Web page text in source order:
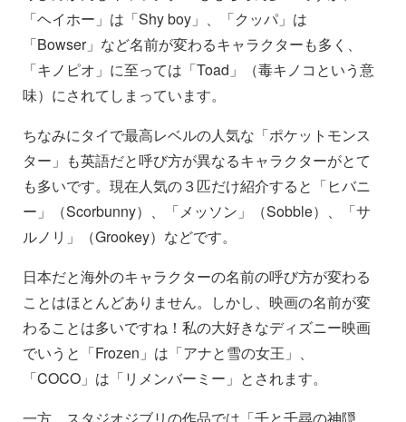
「ヘイホー」は「Shy boy」、「クッパ」は
「Bowser」など名前が変わるキャラクターも多く、
「キノピオ」に至っては「Toad」（毒キノコという意
味）にされてしまっています。
ちなみにタイで最高レベルの人気な「ポケットモンス
ター」も英語だと呼び方が異なるキャラクターがとて
も多いです。現在人気の３匹だけ紹介すると「ヒバニ
ー」（Scorbunny）、「メッソン」（Sobble）、「サ
ルノリ」（Grookey）などです。
日本だと海外のキャラクターの名前の呼び方が変わる
ことはほとんどありません。しかし、映画の名前が変
わることは多いですね！私の大好きなディズニー映画
でいうと「Frozen」は「アナと雪の女王」、
「COCO」は「リメンバーミー」とされます。